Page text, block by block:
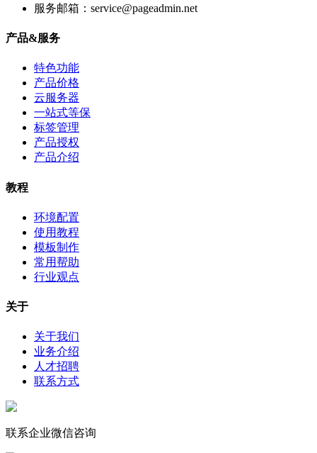
服务邮箱：service@pageadmin.net
产品&服务
特色功能
产品价格
云服务器
一站式等保
标签管理
产品授权
产品介绍
教程
环境配置
使用教程
模板制作
常用帮助
行业观点
关于
关于我们
业务介绍
人才招聘
联系方式
联系企业微信咨询